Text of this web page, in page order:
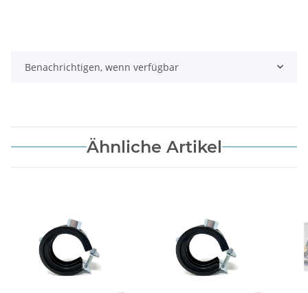
Benachrichtigen, wenn verfügbar
Ähnliche Artikel